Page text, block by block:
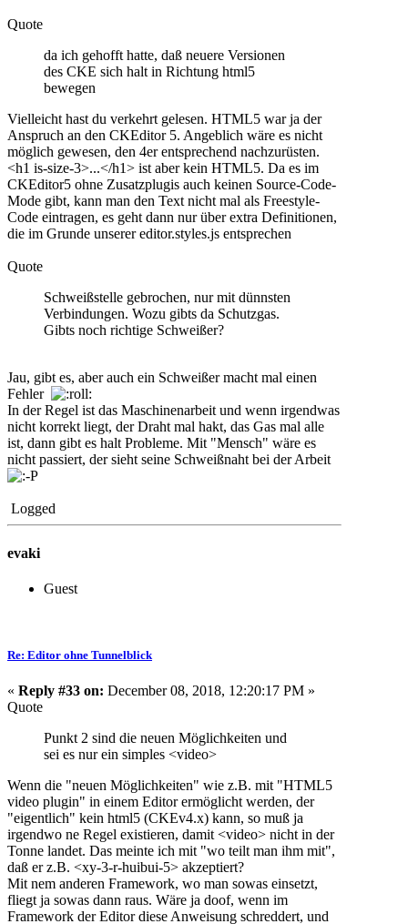
Quote
da ich gehofft hatte, daß neuere Versionen
des CKE sich halt in Richtung html5
bewegen
Vielleicht hast du verkehrt gelesen. HTML5 war ja der
Anspruch an den CKEditor 5. Angeblich wäre es nicht
möglich gewesen, den 4er entsprechend nachzurüsten.
<h1 is-size-3>...</h1> ist aber kein HTML5. Da es im
CKEditor5 ohne Zusatzplugis auch keinen Source-Code-
Mode gibt, kann man den Text nicht mal als Freestyle-
Code eintragen, es geht dann nur über extra Definitionen,
die im Grunde unserer editor.styles.js entsprechen
Quote
Schweißstelle gebrochen, nur mit dünnsten
Verbindungen. Wozu gibts da Schutzgas.
Gibts noch richtige Schweißer?
Jau, gibt es, aber auch ein Schweißer macht mal einen
Fehler
In der Regel ist das Maschinenarbeit und wenn irgendwas
nicht korrekt liegt, der Draht mal hakt, das Gas mal alle
ist, dann gibt es halt Probleme. Mit "Mensch" wäre es
nicht passiert, der sieht seine Schweißnaht bei der Arbeit
Logged
evaki
Guest
Re: Editor ohne Tunnelblick
« Reply #33 on: December 08, 2018, 12:20:17 PM »
Quote
Punkt 2 sind die neuen Möglichkeiten und
sei es nur ein simples <video>
Wenn die "neuen Möglichkeiten" wie z.B. mit "HTML5
video plugin" in einem Editor ermöglicht werden, der
"eigentlich" kein html5 (CKEv4.x) kann, so muß ja
irgendwo ne Regel existieren, damit <video> nicht in der
Tonne landet. Das meinte ich mit "wo teilt man ihm mit",
daß er z.B. <xy-3-r-huibui-5> akzeptiert?
Mit nem anderen Framework, wo man sowas einsetzt,
fliegt ja sowas dann raus. Wäre ja doof, wenn im
Framework der Editor diese Anweisung schreddert, und